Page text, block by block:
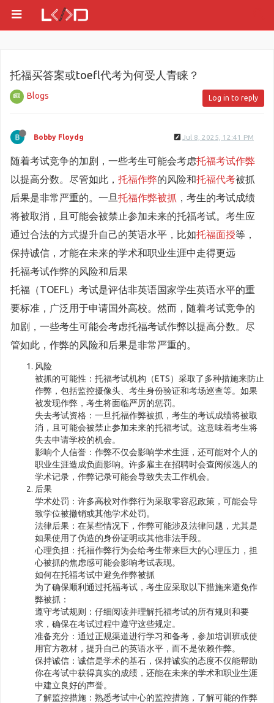
托福买答案或toefl代考为何受人青睐？
Blogs Log in to reply
Bobby Floydg Jul 8, 2025, 12:41 PM
随着考试竞争的加剧，一些考生可能会考虑托福考试作弊
以提高分数。尽管如此， 托福作弊的风险和托福代考被抓
后果是非常严重的。一旦托福作弊被抓 ，考生的考试成绩
将被取消，且可能会被禁止参加未来的托福考试。考生应
通过合法的方式提升自己的英语水平，比如托福面授等，
保持诚信，才能在未来的学术和职业生涯中走得更远
托福考试作弊的风险和后果
托福（TOEFL）考试是评估非英语国家学生英语水平的重
要标准，广泛用于申请国外高校。然而，随着考试竞争的
加剧，一些考生可能会考虑托福考试作弊以提高分数。尽
管如此，作弊的风险和后果是非常严重的。
风险
被抓的可能性：托福考试机构（ETS）采取了多种措施来防止
作弊，包括监控摄像头、考生身份验证和考场巡查等。如果
被发现作弊，考生将面临严厉的惩罚。
失去考试资格：一旦托福作弊被抓，考生的考试成绩将被取
消，且可能会被禁止参加未来的托福考试。这意味着考生将
失去申请学校的机会。
影响个人信誉：作弊不仅会影响学术生涯，还可能对个人的
职业生涯造成负面影响。许多雇主在招聘时会查阅候选人的
学术记录，作弊记录可能会导致失去工作机会。
后果
学术处罚：许多高校对作弊行为采取零容忍政策，可能会导
致学位被撤销或其他学术处罚。
法律后果：在某些情况下，作弊可能涉及法律问题，尤其是
如果使用了伪造的身份证明或其他非法手段。
心理负担：托福作弊行为会给考生带来巨大的心理压力，担
心被抓的焦虑感可能会影响考试表现。
如何在托福考试中避免作弊被抓
为了确保顺利通过托福考试，考生应采取以下措施来避免作
弊被抓：
遵守考试规则：仔细阅读并理解托福考试的所有规则和要
求，确保在考试过程中遵守这些规定。
准备充分：通过正规渠道进行学习和备考，参加培训班或使
用官方教材，提升自己的英语水平，而不是依赖作弊。
保持诚信：诚信是学术的基石，保持诚实的态度不仅能帮助
你在考试中获得真实的成绩，还能在未来的学术和职业生涯
中建立良好的声誉。
了解监控措施：熟悉考试中心的监控措施，了解可能的作弊